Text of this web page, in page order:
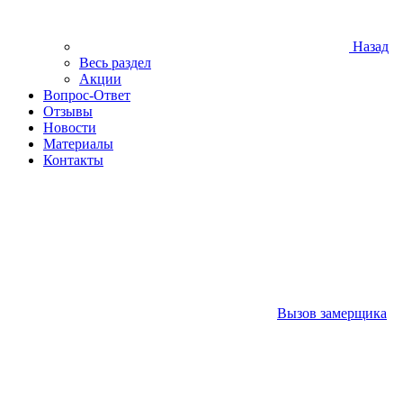
Назад
Весь раздел
Акции
Вопрос-Ответ
Отзывы
Новости
Материалы
Контакты
Вызов замерщика